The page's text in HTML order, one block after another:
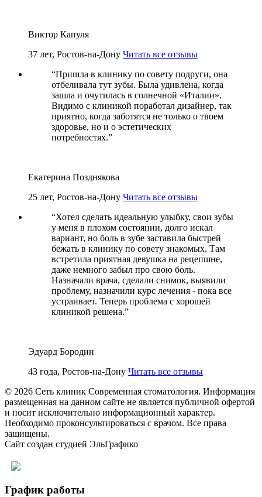
Виктор Капуля
37 лет, Ростов-на-Дону Читать все отзывы
“Пришла в клинику по совету подруги, она
отбеливала тут зубы. Была удивлена, когда
зашла и очутилась в солнечной «Италии».
Видимо с клиникой поработал дизайнер, так
приятно, когда заботятся не только о твоем
здоровье, но и о эстетических
потребностях.”
Екатерина Позднякова
25 лет, Ростов-на-Дону Читать все отзывы
“Хотел сделать идеальную улыбку, свои зубы
у меня в плохом состоянии, долго искал
вариант, но боль в зубе заставила быстрей
бежать в клинику по совету знакомых. Там
встретила приятная девушка на рецепшне,
даже немного забыл про свою боль.
Назначали врача, сделали снимок, выявили
проблему, назначили курс лечения - пока все
устраивает. Теперь проблема с хорошей
клиникой решена.”
Эдуард Бородин
43 года, Ростов-на-Дону Читать все отзывы
© 2026 Сеть клиник Современная стоматология. Информация
размещенная на данном сайте не является публичной офертой
и носит исключительно информационный характер.
Необходимо проконсультироваться с врачом. Все права
защищены.
Сайт создан студией ЭльГрафико
График работы